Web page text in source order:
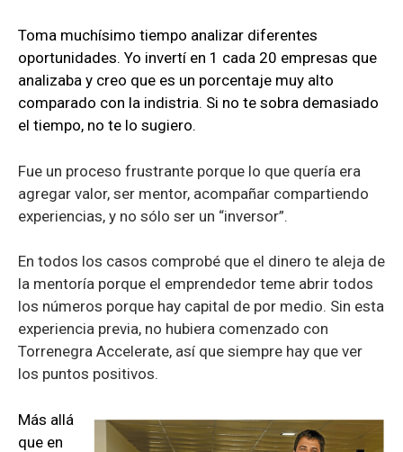
Toma muchísimo tiempo analizar diferentes
oportunidades. Yo invertí en 1 cada 20 empresas que
analizaba y creo que es un porcentaje muy alto
comparado con la indistria. Si no te sobra demasiado
el tiempo, no te lo sugiero.
Fue un proceso frustrante porque lo que quería era
agregar valor, ser mentor, acompañar compartiendo
experiencias, y no sólo ser un “inversor”.
En todos los casos comprobé que el dinero te aleja de
la mentoría porque el emprendedor teme abrir todos
los números porque hay capital de por medio. Sin esta
experiencia previa, no hubiera comenzado con
Torrenegra Accelerate, así que siempre hay que ver
los puntos positivos.
Más allá
que en